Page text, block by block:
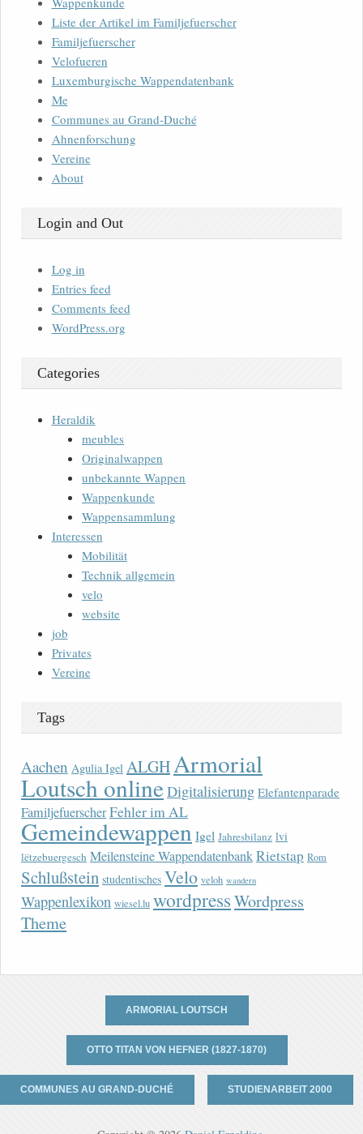
Liste der Artikel im Familjefuerscher
Familjefuerscher
Velofueren
Luxemburgische Wappendatenbank
Me
Communes au Grand-Duché
Ahnenforschung
Vereine
About
Login and Out
Log in
Entries feed
Comments feed
WordPress.org
Categories
Heraldik
meubles
Originalwappen
unbekannte Wappen
Wappenkunde
Wappensammlung
Interessen
Mobilität
Technik allgemein
velo
website
job
Privates
Vereine
Tags
Aachen Agulia Igel ALGHArmorial
Loutsch onlineDigitalisierung Elefantenparade
FamiljefuerscherFehler im AL
Gemeindewappen Igel Jahresbilanz lvi
lëtzebuergesch Meilensteine WappendatenbankRietstap Rom
Schlußstein studentisches Velo veloh wandern
Wappenlexikon wiesel.lu wordpressWordpress
Theme
ARMORIAL LOUTSCH
OTTO TITAN VON HEFNER (1827-1870)
COMMUNES AU GRAND-DUCHÉ STUDIENARBEIT 2000